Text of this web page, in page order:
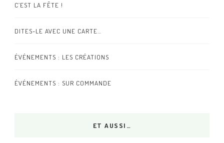
C’EST LA FÊTE !
DITES-LE AVEC UNE CARTE…
ÉVÉNEMENTS : LES CRÉATIONS
ÉVÉNEMENTS : SUR COMMANDE
ET AUSSI…